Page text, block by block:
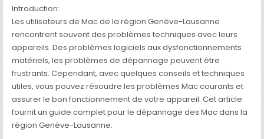
DE
MAC
DANS
LA
RÉGION
LAUSANNE
Introduction:
Les utilisateurs de Mac de la région Genève-Lausanne
rencontrent souvent des problèmes techniques avec leurs
appareils. Des problèmes logiciels aux dysfonctionnements
matériels, les problèmes de dépannage peuvent être
frustrants. Cependant, avec quelques conseils et techniques
utiles, vous pouvez résoudre les problèmes Mac courants et
assurer le bon fonctionnement de votre appareil. Cet article
fournit un guide complet pour le dépannage des Mac dans la
région Genève-Lausanne.